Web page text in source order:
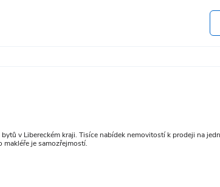
v Libereckém kraji. Tisíce nabídek nemovitostí k prodeji na
makléře je samozřejmostí.